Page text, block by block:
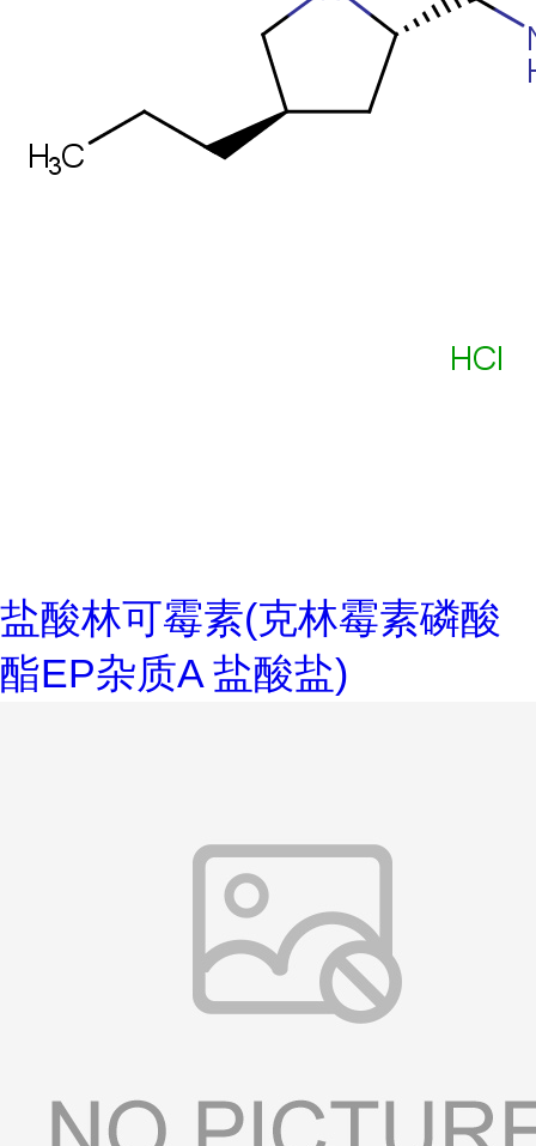
盐酸林可霉素(克林霉素磷酸
酯EP杂质A 盐酸盐)